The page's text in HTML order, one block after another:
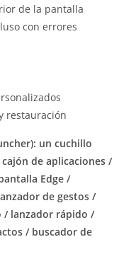
de la pantalla
con errores
restauración
un cuchillo
de aplicaciones /
Edge /
de gestos /
/ lanzador rápido /
/ buscador de